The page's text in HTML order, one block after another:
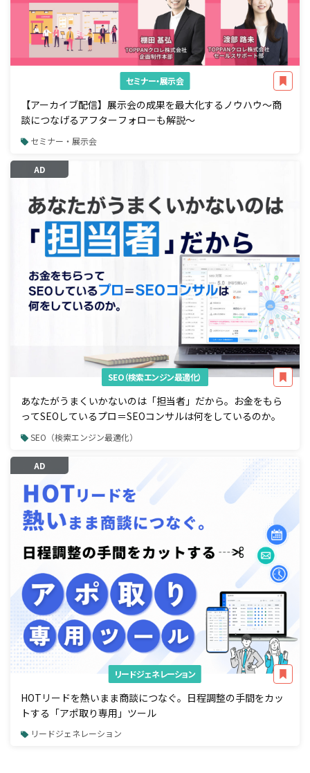
セミナー・展示会
【アーカイブ配信】展示会の成果を最大化するノウハウ～商
談につなげるアフターフォローも解説～
セミナー・展示会
AD
SEO（検索エンジン最適化）
あなたがうまくいかないのは「担当者」だから。お金をもら
ってSEOしているプロ＝SEOコンサルは何をしているのか。
SEO（検索エンジン最適化）
AD
リードジェネレーション
HOTリードを熱いまま商談につなぐ。日程調整の手間をカッ
トする「アポ取り専用」ツール
リードジェネレーション